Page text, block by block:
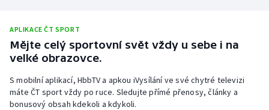
Sportovní střelba
Stolní tenis
Triatlon
APLIKACE ČT SPORT
Mějte celý sportovní svět vždy u sebe i na
velké obrazovce.
S mobilní aplikací, HbbTV a apkou iVysílání ve své chytré televizi
máte ČT sport vždy po ruce. Sledujte přímé přenosy, články a
bonusový obsah kdekoli a kdykoli.